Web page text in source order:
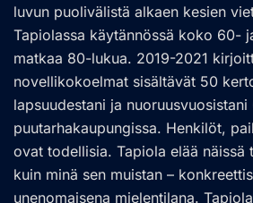
luvun puolivälistä alkaen kesien
Tapiolassa käytännössä koko 60-
matkaa 80-lukua. 2019-2021
novellikokoelmat sisältävät 50
lapsuudestani ja
puutarhakaupungissa. Henkilöt,
ovat todellisia. Tapiola elää näissä
kuin minä sen muistan –
unenomaisena mielentilana.